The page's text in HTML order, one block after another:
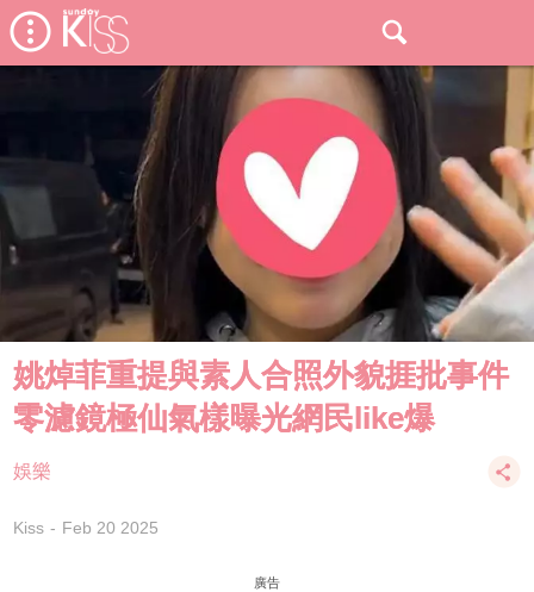
姚焯菲重提與素人合照外貌捱批事件
零濾鏡極仙氣樣曝光網民like爆
娛樂
Kiss Feb 20 2025
廣告